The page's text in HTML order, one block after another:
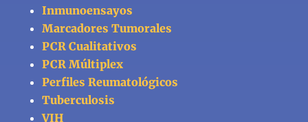
Inmunoensayos
Marcadores Tumorales
PCR Cualitativos
PCR Múltiplex
Perfiles Reumatológicos
Tuberculosis
VIH